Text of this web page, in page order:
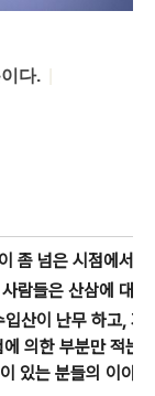
다.
좀 넘은 시점에서
람들은 산삼에 대한
산이 난무 하고,
의한 부분만 적는
이 있는 분들의 이야